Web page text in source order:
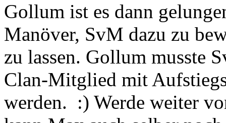
Gollum ist es dann
Manöver, SvM dazu zu
zu lassen. Gollum musste
Clan-Mitglied mit
werden. :) Werde weiter